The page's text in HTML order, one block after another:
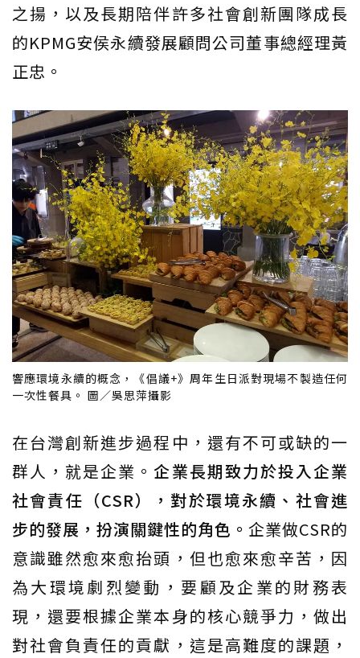
之揚，以及長期陪伴許多社會創新團隊成長
的KPMG安侯永續發展顧問公司董事總經理黃
正忠。
響應環境永續的概念，《倡議+》周年生日派對現場不製造任何
一次性餐具。 圖／吳思萍攝影
在台灣創新進步過程中，還有不可或缺的一
群人，就是企業。 企業長期致力於投入企業
社會責任（CSR），對於環境永續、社會進
步的發展，扮演關鍵性的角色。 企業做CSR的
意識雖然愈來愈抬頭，但也愈來愈辛苦，因
為大環境劇烈變動，要顧及企業的財務表
現，還要根據企業本身的核心競爭力，做出
對社會負責任的貢獻，這是高難度的課題，